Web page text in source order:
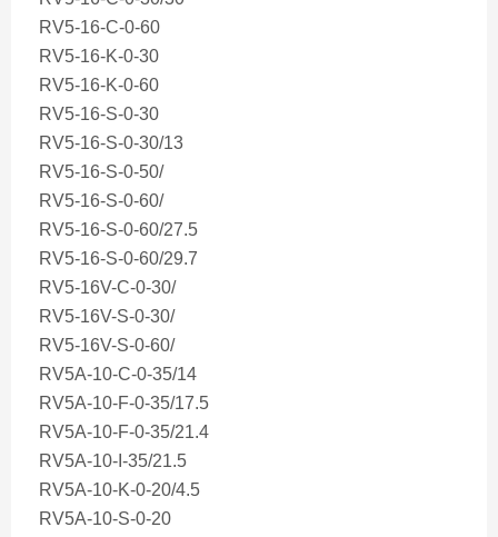
RV5-16-C-0-60
RV5-16-K-0-30
RV5-16-K-0-60
RV5-16-S-0-30
RV5-16-S-0-30/13
RV5-16-S-0-50/
RV5-16-S-0-60/
RV5-16-S-0-60/27.5
RV5-16-S-0-60/29.7
RV5-16V-C-0-30/
RV5-16V-S-0-30/
RV5-16V-S-0-60/
RV5A-10-C-0-35/14
RV5A-10-F-0-35/17.5
RV5A-10-F-0-35/21.4
RV5A-10-I-35/21.5
RV5A-10-K-0-20/4.5
RV5A-10-S-0-20